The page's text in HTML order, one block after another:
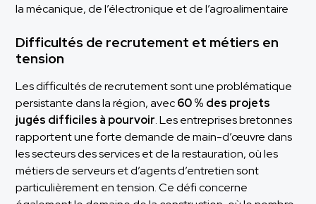
la mécanique, de l’électronique et de l’agroalimentaire​
Difficultés de recrutement et métiers en
tension
Les difficultés de recrutement sont une problématique
persistante dans la région, avec60 % des projets
jugés difficiles à pourvoir. Les entreprises bretonnes
rapportent une forte demande de main-d’œuvre dans
les secteurs des services et de la restauration, où les
métiers de serveurs et d’agents d’entretien sont
particulièrement en tension. Ce défi concerne